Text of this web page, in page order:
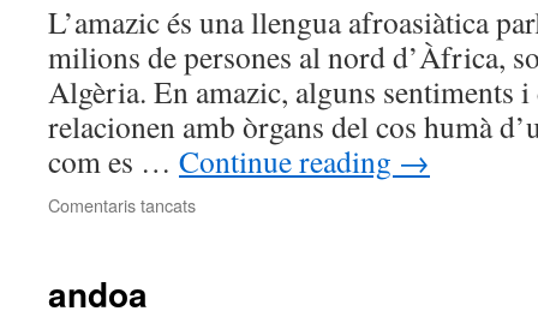
L’amazic és una llengua afroasiàtica
milions de persones al nord d’Àfrica,
Algèria. En amazic, alguns sentiments i
relacionen amb òrgans del cos humà
com es … Continue reading →
Comentaris tancatsa
andoa